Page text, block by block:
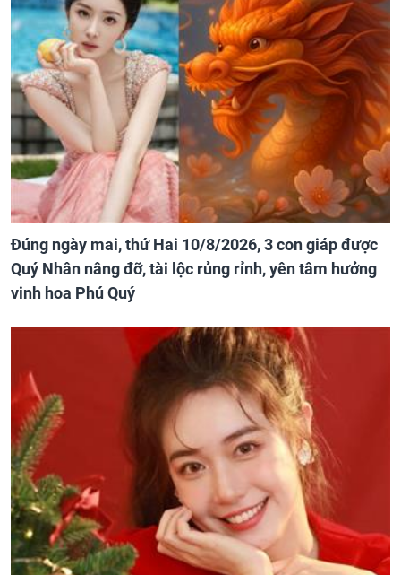
Đúng ngày mai, thứ Hai 10/8/2026, 3 con giáp được
Quý Nhân nâng đỡ, tài lộc rủng rỉnh, yên tâm hưởng
vinh hoa Phú Quý